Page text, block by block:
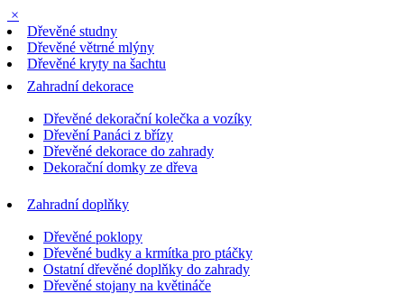
×
Dřevěné studny
Dřevěné větrné mlýny
Dřevěné kryty na šachtu
Zahradní dekorace
Dřevěné dekorační kolečka a vozíky
Dřevění Panáci z břízy
Dřevěné dekorace do zahrady
Dekorační domky ze dřeva
Zahradní doplňky
Dřevěné poklopy
Dřevěné budky a krmítka pro ptáčky
Ostatní dřevěné doplňky do zahrady
Dřevěné stojany na květináče